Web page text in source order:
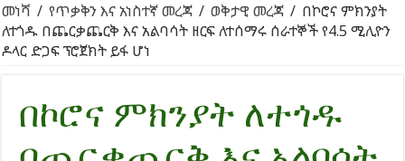
መነሻ / የጥቃቅን እና አነስተኛ መረጃ / ወቅታዊ መረጃ / በኮሮና ምክንያት
ለተጎዱ በጨርቃጨርቅ እና አልባሳት ዘርፍ ለተሰማሩ ሰራተኞች የ4.5 ሚሊዮን
ዶላር ድጋፍ ፕሮጀክት ይፋ ሆነ
በኮሮና ምክንያት ለተጎዱ